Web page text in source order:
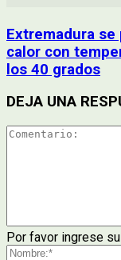
Extremadura se
calor con
los 40 grados
DEJA UNA
Por favor ingrese